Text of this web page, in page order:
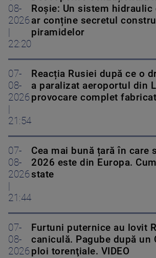
08-
2026
22:20
Roșie: Un sistem hidraulic
ar conține secretul
piramidelor
07-
08-
2026
21:54
Reacția Rusiei după ce o
a paralizat aeroportul din
provocare complet
07-
08-
2026
21:44
Cea mai bună țară în care
2026 este din Europa.
state
07-
08-
2026
Furtuni puternice au lovit
caniculă. Pagube după un
ploi torenţiale. VIDEO